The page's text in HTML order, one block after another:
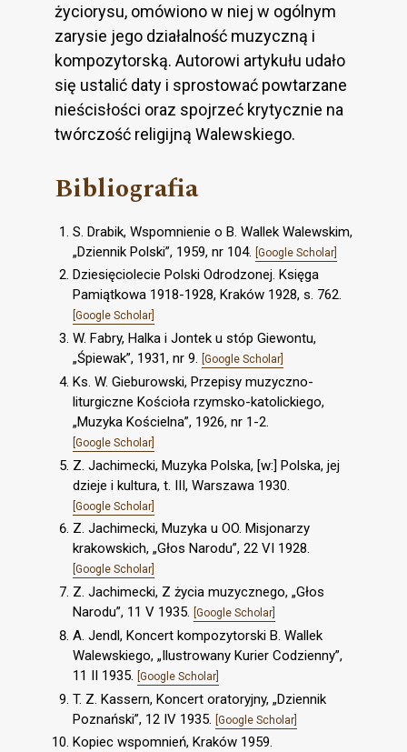
życiorysu, omówiono w niej w ogólnym
zarysie jego działalność muzyczną i
kompozytorską. Autorowi artykułu udało
się ustalić daty i sprostować powtarzane
nieścisłości oraz spojrzeć krytycznie na
twórczość religijną Walewskiego.
Bibliografia
S. Drabik, Wspomnienie o B. Wallek Walewskim,
„Dziennik Polski”, 1959, nr 104.
[Google Scholar]
Dziesięciolecie Polski Odrodzonej. Księga
Pamiątkowa 1918-1928, Kraków 1928, s. 762.
[Google Scholar]
W. Fabry, Halka i Jontek u stóp Giewontu,
„Śpiewak”, 1931, nr 9. [Google Scholar]
Ks. W. Gieburowski, Przepisy muzyczno-
liturgiczne Kościoła rzymsko-katolickiego,
„Muzyka Kościelna”, 1926, nr 1-2.
[Google Scholar]
Z. Jachimecki, Muzyka Polska, [w:] Polska, jej
dzieje i kultura, t. III, Warszawa 1930.
[Google Scholar]
Z. Jachimecki, Muzyka u OO. Misjonarzy
krakowskich, „Głos Narodu”, 22 VI 1928.
[Google Scholar]
Z. Jachimecki, Z życia muzycznego, „Głos
Narodu”, 11 V 1935. [Google Scholar]
A. Jendl, Koncert kompozytorski B. Wallek
Walewskiego, „Ilustrowany Kurier Codzienny”,
11 II 1935. [Google Scholar]
T. Z. Kassern, Koncert oratoryjny, „Dziennik
Poznański”, 12 IV 1935.
[Google Scholar]
Kopiec wspomnień, Kraków 1959.